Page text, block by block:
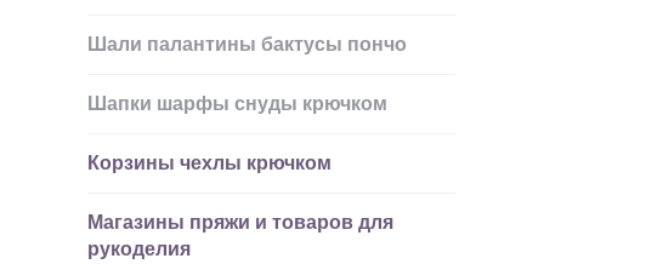
Шали палантины бактусы пончо
Шапки шарфы снуды крючком
Корзины чехлы крючком
Магазины пряжи и товаров для
рукоделия